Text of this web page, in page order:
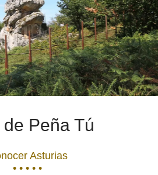
Peña Tú
Asturias
• • • • •